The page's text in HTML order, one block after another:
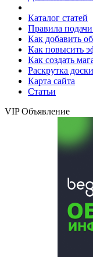
Каталог статей
Правила
Как добавить
Как повысить
Как создать
Раскрутка
Карта сайта
Статьи
VIP Объявление